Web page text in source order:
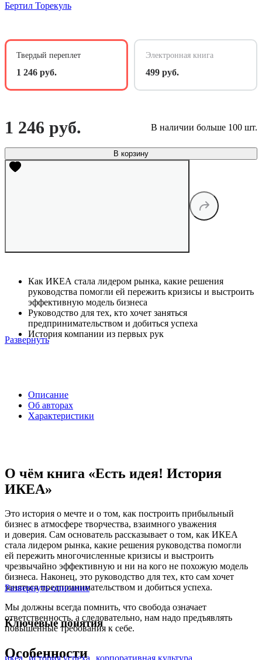
Бертил Торекуль
Твердый переплет
1 246 руб.
Электронная книга
499 руб.
1 246 руб. В наличии больше 100 шт.
В корзину
Как ИКЕА стала лидером рынка, какие решения
руководства помогли ей пережить кризисы и выстроить
эффективную модель бизнеса
Руководство для тех, кто хочет заняться
предпринимательством и добиться успеха
История компании из первых рук
Развернуть
Описание
Об авторах
Характеристики
О чём книга «Есть идея! История
ИКЕА»
Это история о мечте и о том, как построить прибыльный
бизнес в атмосфере творчества, взаимного уважения
и доверия. Сам основатель рассказывает о том, как ИКЕА
стала лидером рынка, какие решения руководства помогли
ей пережить многочисленные кризисы и выстроить
чрезвычайно эффективную и ни на кого не похожую модель
бизнеса. Наконец, это руководство для тех, кто сам хочет
заняться предпринимательством и добиться успеха.
Мы должны всегда помнить, что свобода означает
ответственность, а следовательно, нам надо предъявлять
повышенные требования к себе.
Особенности
Развернуть описание
Ключевые понятия
икеа история успеха корпоративная культура